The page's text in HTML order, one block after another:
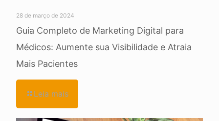
28 de março de 2024
Guia Completo de Marketing Digital para
Médicos: Aumente sua Visibilidade e Atraia
Mais Pacientes
Leia mais